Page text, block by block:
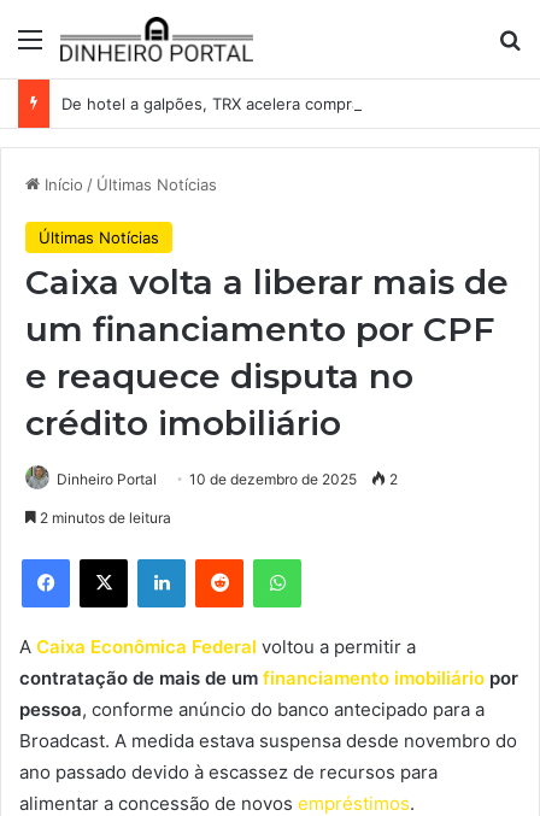
Menu
Início / Últimas Notícias
Últimas Notícias
Caixa volta a liberar mais de
um financiamento por CPF
e reaquece disputa no
crédito imobiliário
Dinheiro Portal 10 de dezembro de 2025 2
2 minutos de leitura
Facebook
X LinkedinReddit WhatsApp
A Caixa Econômica Federal voltou a permitir a
contratação de mais de um financiamento imobiliário por
pessoa, conforme anúncio do banco antecipado para a
Broadcast. A medida estava suspensa desde novembro do
ano passado devido à escassez de recursos para
alimentar a concessão de novos empréstimos.